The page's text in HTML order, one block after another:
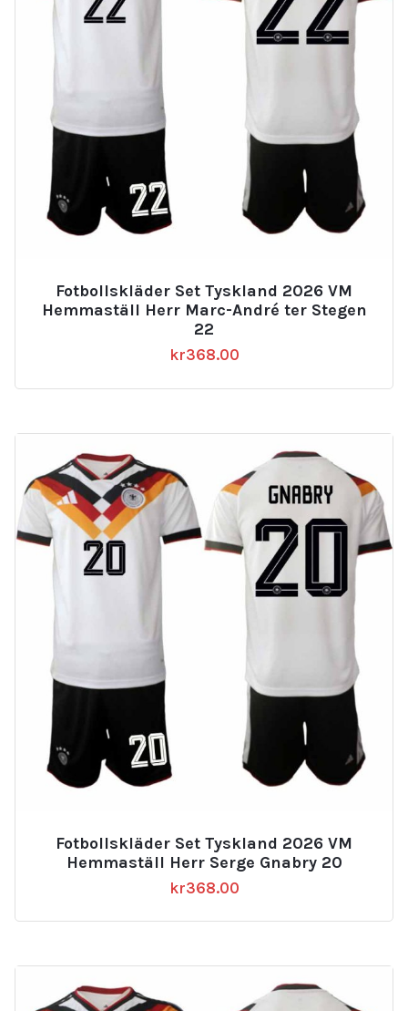
Fotbollskläder Set Tyskland 2026 VM
Hemmaställ Herr Marc-André ter Stegen
22
kr368.00
Fotbollskläder Set Tyskland 2026 VM
Hemmaställ Herr Serge Gnabry 20
kr368.00